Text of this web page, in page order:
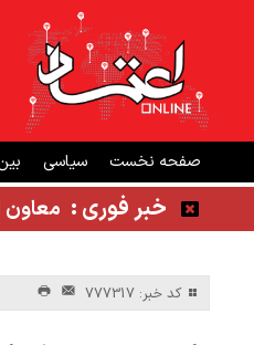
صفحه نخست سیاسی
خبر فوری : معاون
کد خبر: 777317